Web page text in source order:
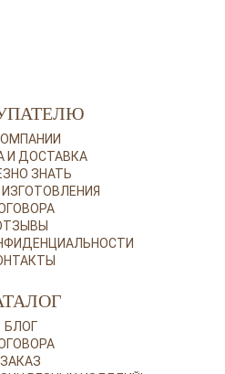
И ДОСТАВКА
ЗНАТЬ
БЛОГ
ЗАКАЗ